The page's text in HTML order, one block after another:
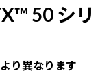
50 シリ
り異なります